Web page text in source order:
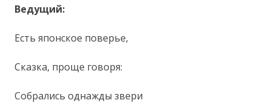
Ведущий:
Есть японское поверье,
Сказка, проще говоря:
Собрались однажды звери